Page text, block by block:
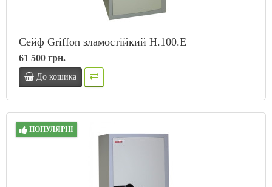
Сейф Griffon зламостійкий H.100.E
61 500 грн.
До кошика
ПОПУЛЯРНІ